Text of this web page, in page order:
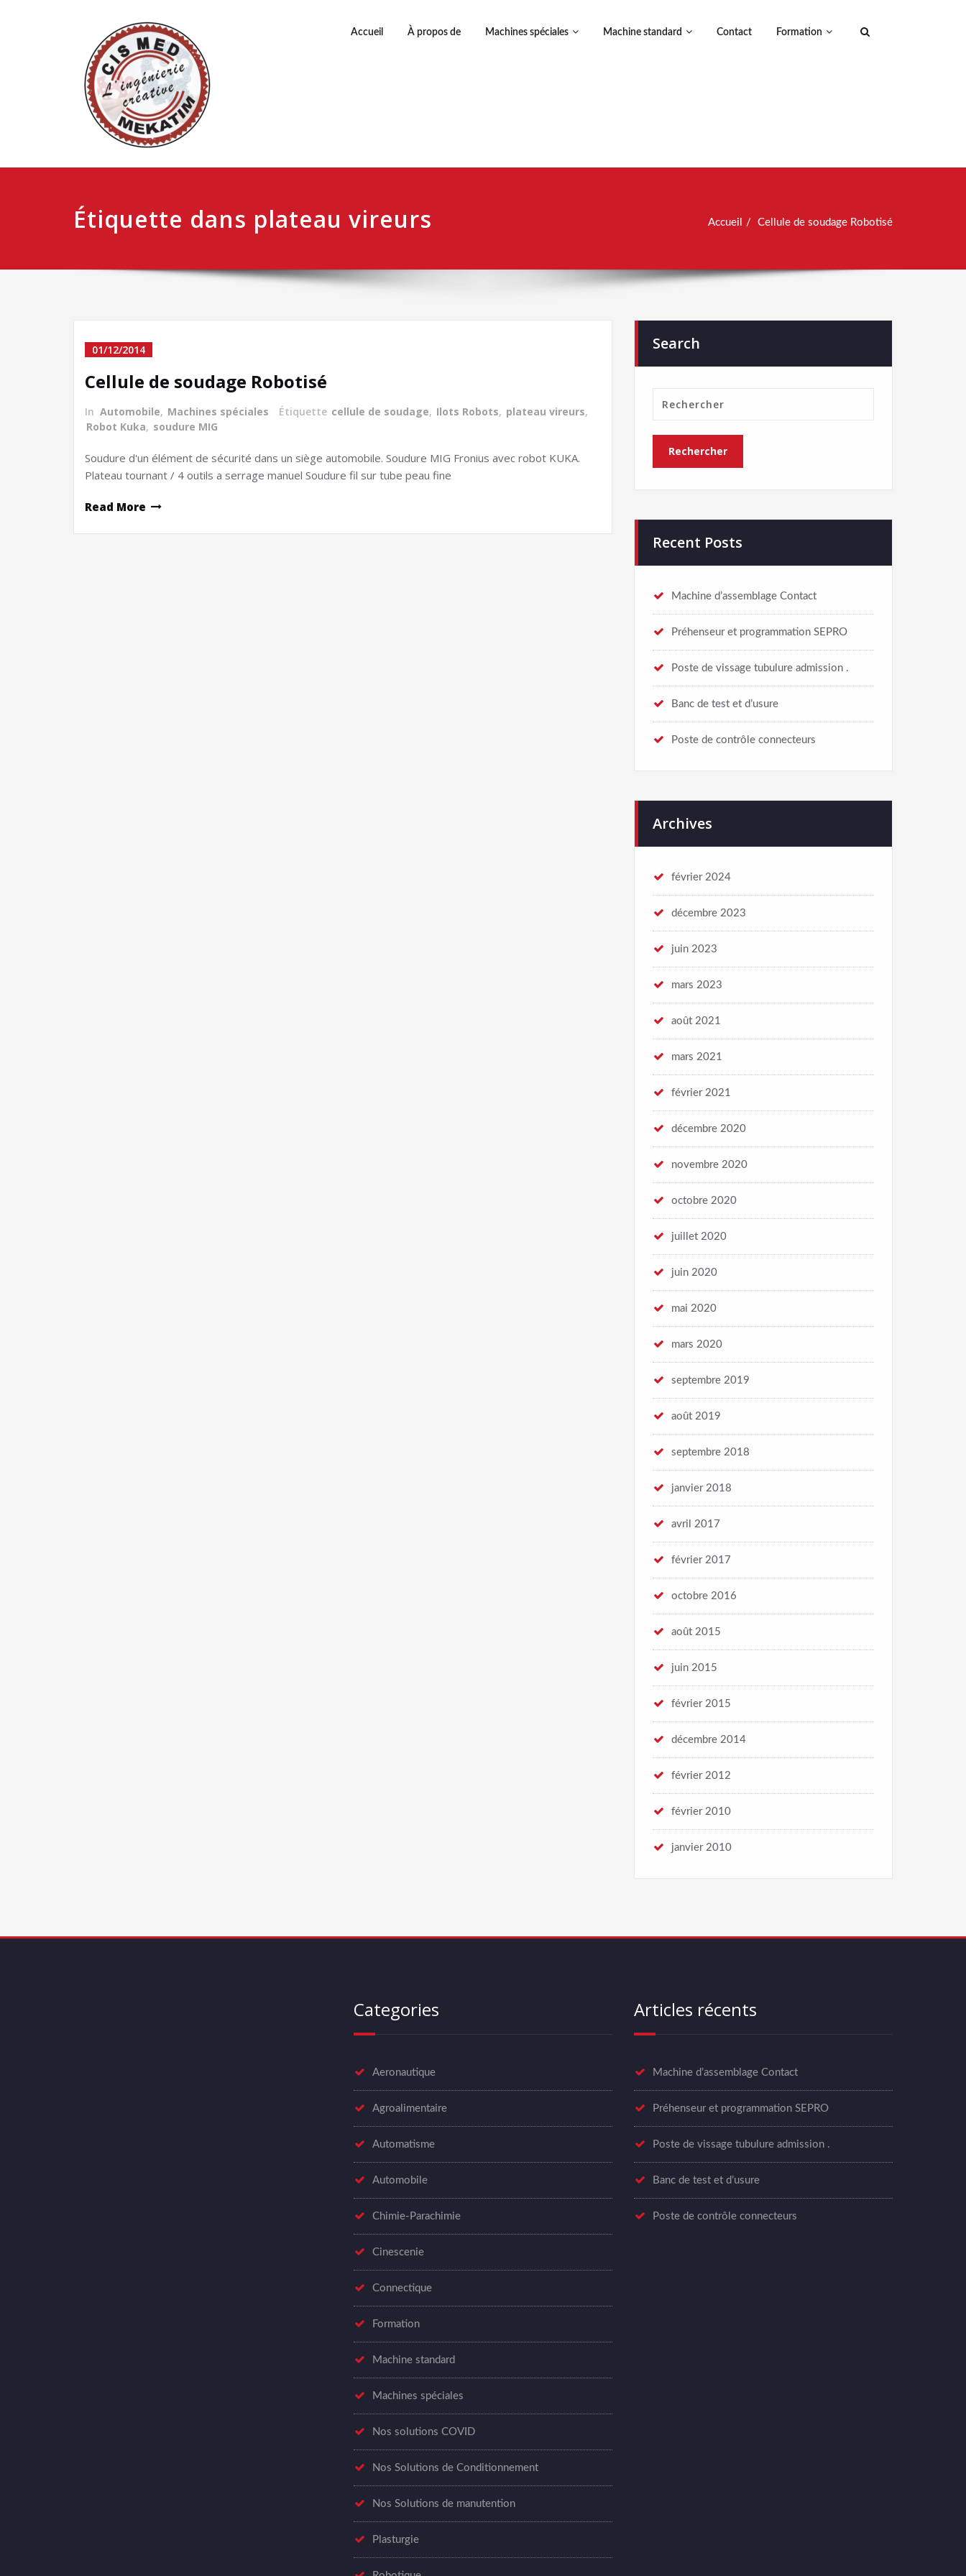
Accueil À propos de Machines spéciales Machine standard Contact Formation
Étiquette dans plateau vireurs Accueil Cellule de soudage Robotisé
01/12/2014
Cellule de soudage Robotisé
In Automobile, Machines spéciales Étiquette cellule de soudage, Ilots Robots, plateau vireurs,
Robot Kuka, soudure MIG
Soudure d'un élément de sécurité dans un siège automobile. Soudure MIG Fronius avec robot KUKA.
Plateau tournant / 4 outils a serrage manuel Soudure fil sur tube peau fine
Read More
Search
Recent Posts
Machine d’assemblage Contact
Préhenseur et programmation SEPRO
Poste de vissage tubulure admission .
Banc de test et d’usure
Poste de contrôle connecteurs
Archives
février 2024
décembre 2023
juin 2023
mars 2023
août 2021
mars 2021
février 2021
décembre 2020
novembre 2020
octobre 2020
juillet 2020
juin 2020
mai 2020
mars 2020
septembre 2019
août 2019
septembre 2018
janvier 2018
avril 2017
février 2017
octobre 2016
août 2015
juin 2015
février 2015
décembre 2014
février 2012
février 2010
janvier 2010
Categories
Aeronautique
Agroalimentaire
Automatisme
Automobile
Chimie-Parachimie
Cinescenie
Connectique
Formation
Machine standard
Machines spéciales
Nos solutions COVID
Nos Solutions de Conditionnement
Nos Solutions de manutention
Plasturgie
Articles récents
Machine d’assemblage Contact
Préhenseur et programmation SEPRO
Poste de vissage tubulure admission .
Banc de test et d’usure
Poste de contrôle connecteurs